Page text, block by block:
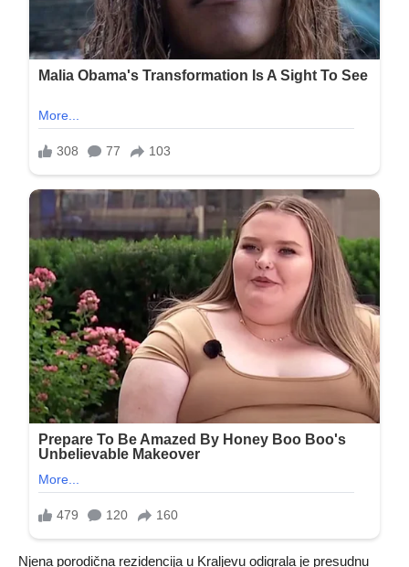
Njena porodična rezidencija u Kraljevu odigrala je presudnu